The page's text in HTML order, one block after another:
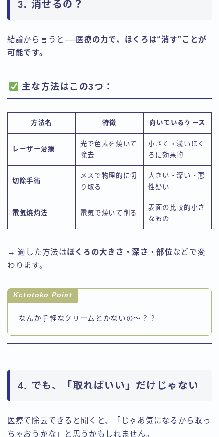
3. 消せるの？
結論から言うと──医療の力で、ほくろは“消す”ことが
可能です。
主な方法はこの3つ：
方法名 特徴 向いているケース
レーザー治療
光で色素を焼いて
除去
小さく・浅いほく
ろに効果的
切除手術
メスで物理的に切
り取る
大きい・深い・悪
性疑い
電気焼灼法 電気で焼いて削る
表面の比較的小さ
なもの
→ 適した方法はほくろの大きさ・深さ・部位などで変
わります。
Kototoko Point
なんか手軽なクリームとかないの～？？
4. でも、「取ればいい」だけじゃない
医療で除去できると聞くと、「じゃあ気になるから取っ
ちゃおうかな」と思うかもしれません。